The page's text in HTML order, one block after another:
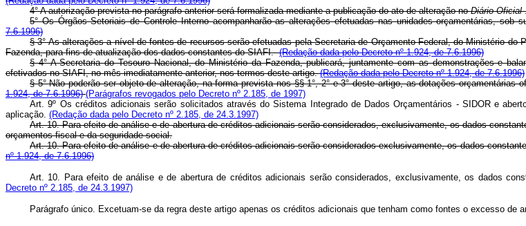
4° A autorização prevista no parágrafo anterior será formalizada mediante a publicação do ato de alteração noDiário Oficial
5° Os Órgãos Setoriais de Controle Interno acompanharão as alterações efetuadas nas unidades orçamentárias,
7.6.1996)
§ 3° As alterações a nível de fontes de recursos serão efetuadas pela Secretaria de Orçamento Federal, do Ministério
Fazenda, para fins de atualização dos dados constantes do SIAFI.(Redação dada pelo Decreto nº 1.924, de 7.6.1996)
§ 4° A Secretaria do Tesouro Nacional, do Ministério da Fazenda, publicará, juntamente com as demonstrações e
efetivados no SIAFI, no mês imediatamente anterior, nos termos deste artigo.(Redação dada pelo Decreto nº 1.924, de 7.6.1996)
§ 5° Não poderão ser objeto de alteração, na forma prevista nos §§ 1°, 2° e 3° deste artigo, as dotações
1.924, de 7.6.1996) (Parágrafos revogados pelo Decreto nº 2.185, de 1997)
Art. 9º Os créditos adicionais serão solicitados através do Sistema Integrado de Dados Orçamentários - SIDOR e
aplicação. (Redação dada pelo Decreto nº 2.185, de 24.3.1997)
Art. 10. Para efeito de análise e de abertura de créditos adicionais serão considerados, exclusivamente, os dados
orçamentos fiscal e da seguridade social.
Art. 10. Para efeito de análise e de abertura de créditos adicionais serão considerados exclusivamente, os dados
nº 1.924, de 7.6.1996)
Art. 10. Para efeito de análise e de abertura de créditos adicionais serão considerados, exclusivamente, os dados
Decreto nº 2.185, de 24.3.1997)
Parágrafo único. Excetuam-se da regra deste artigo apenas os créditos adicionais que tenham como fontes o excesso de